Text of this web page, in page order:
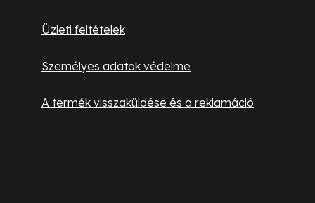
Üzleti feltételek
Személyes adatok védelme
A termék visszaküldése és a reklamáció